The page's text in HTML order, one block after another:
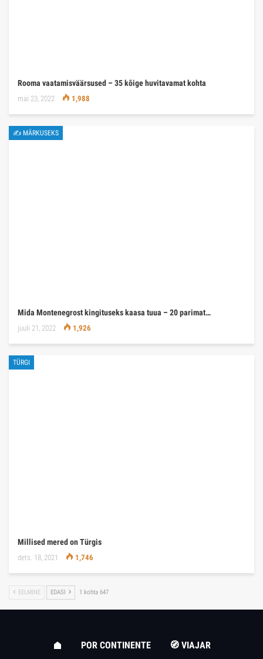
Rooma vaatamisväärsused – 35 kõige huvitavamat kohta
mai 23, 2022 1,988
✍ MÄRKUSEKS
Mida Montenegrost kingituseks kaasa tuua – 20 parimat…
juuli 21, 2022 1,926
TÜRGI
Millised mered on Türgis
dets. 18, 2021 1,746
EELMINE EDASI 1 kohta 647
POR CONTINENTE 🧭 VIAJAR